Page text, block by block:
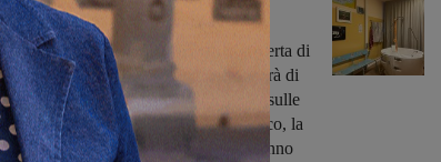
Montevarchi
riprende dalla trasferta di
sesto posto in classifica e cha cercherà di
campo di casa per avere la meglio sulle
non partono coi favori del pronostico, la
delle migliori e per questo motivi hanno